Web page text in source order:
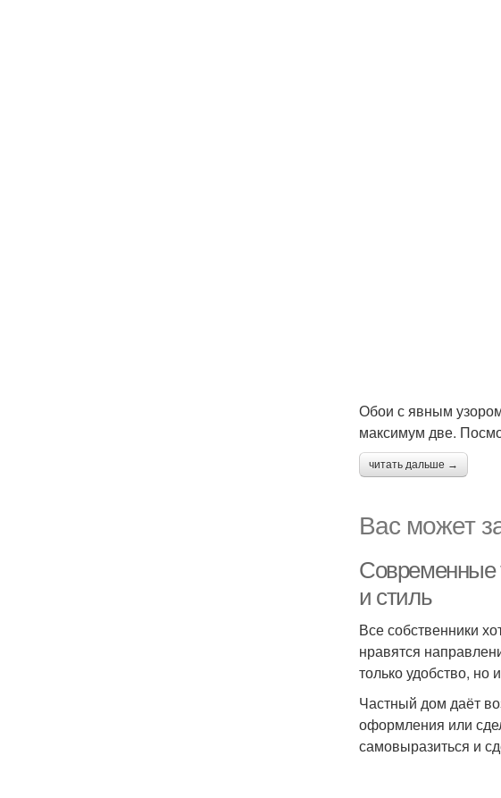
Обои с явным
максимум две.
читать дальше →
Вас может
Современные
и стиль
Все собственники
нравятся
только удобство,
Частный дом даёт
оформления или
самовыразиться и